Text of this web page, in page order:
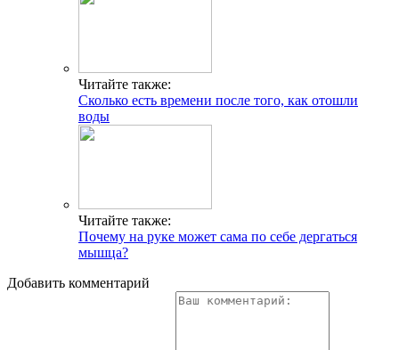
Читайте также:
Сколько есть времени после того, как отошли
воды
Читайте также:
Почему на руке может сама по себе дергаться
мышца?
Добавить комментарий